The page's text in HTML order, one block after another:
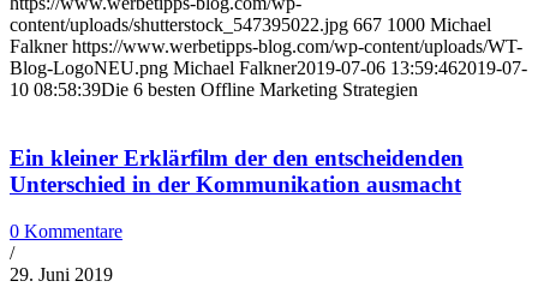
content/uploads/shutterstock_547395022.jpg 667 1000 Michael
Falkner https://www.werbetipps-blog.com/wp-content/uploads/WT-
Blog-LogoNEU.png Michael Falkner2019-07-06 13:59:462019-07-
10 08:58:39Die 6 besten Offline Marketing Strategien
Ein kleiner Erklärfilm der den entscheidenden
Unterschied in der Kommunikation ausmacht
0 Kommentare
/
29. Juni 2019